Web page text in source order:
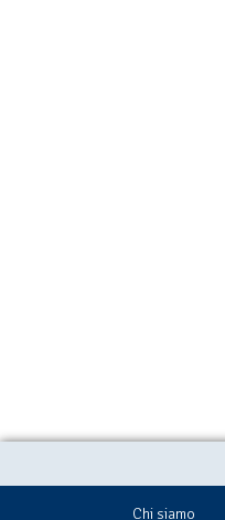
Chi siamo